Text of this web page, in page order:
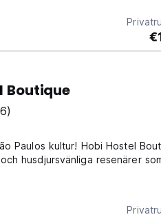
Boutique
Paulos kultur! Hobi Hostel
husdjursvänliga resenärer